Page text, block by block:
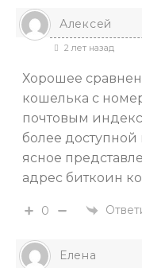
Алексей
2 лет назад
Хорошее
кошелька с
почтовым
более доступной
ясное
адрес биткоин
0
Елена